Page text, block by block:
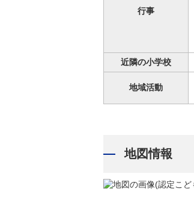
行事
近隣の小学校
地域活動
地図情報